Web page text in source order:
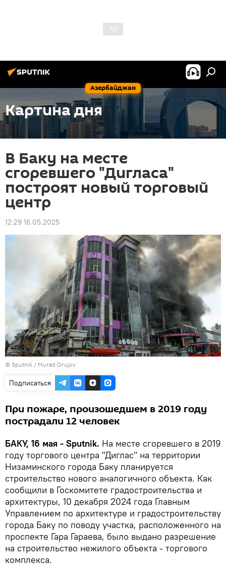
Азербайджан
Картина дня
В Баку на месте
сгоревшего "Дигласа"
построят новый торговый
центр
12:29 16.05.2025
© Sputnik / Murad Orujov
Подписаться
При пожаре, произошедшем в 2019 году
пострадали 12 человек
БАКУ, 16 мая - Sputnik. На месте сгоревшего в 2019
году торгового центра "Диглас" на территории
Низаминского города Баку планируется
строительство нового аналогичного объекта. Как
сообщили в Госкомитете градостроительства и
архитектуры, 10 декабря 2024 года Главным
Управлением по архитектуре и градостроительству
города Баку по поводу участка, расположенного на
проспекте Гара Гараева, было выдано разрешение
на строительство нежилого объекта - торгового
комплекса.